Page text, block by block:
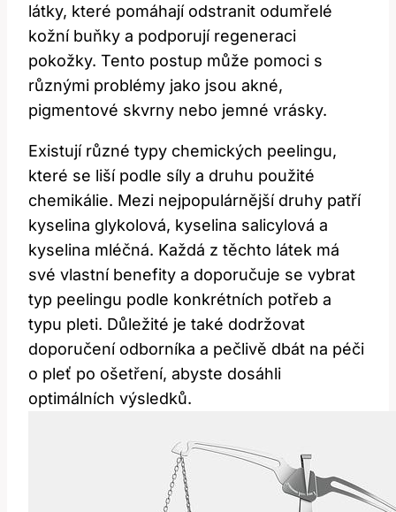
látky, které‍ pomáhají odstranit odumřelé
kožní⁤ buňky a podporují regeneraci
pokožky. Tento postup⁢ může ⁣pomoci s
různými problémy jako‍ jsou akné,
⁣pigmentové skvrny nebo jemné ‌vrásky.
Existují různé‌ typy​ chemických peelingu,
které se liší podle síly a ⁢druhu použité
chemikálie.⁢ Mezi⁢ nejpopulárnější druhy patří
⁢kyselina glykolová, kyselina⁤ salicylová a
kyselina mléčná. Každá⁢ z‍ těchto ‌látek má
své vlastní benefity ⁣a ⁣doporučuje se ⁣vybrat
typ peelingu ⁣podle konkrétních potřeb a
typu pleti.⁢ Důležité je také dodržovat
doporučení odborníka⁤ a pečlivě dbát ⁢na péči
o pleť po⁣ ošetření, abyste dosáhli⁣
optimálních výsledků.